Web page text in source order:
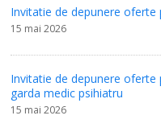
Invitatie de depunere oferte
15 mai 2026
Invitatie de depunere oferte
garda medic psihiatru
15 mai 2026